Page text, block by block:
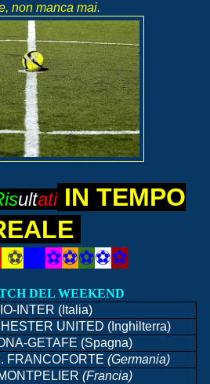
non manca mai.
ultati IN TEMPO
⚽ ⚽⚽⚽⚽⚽
DEL WEEKEND
INTER (Italia)
UNITED (Inghilterra)
GETAFE (Spagna)
FRANCOFORTE (Germania)
(Francia)